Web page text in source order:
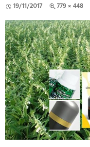
19/11/2017 779 × 448